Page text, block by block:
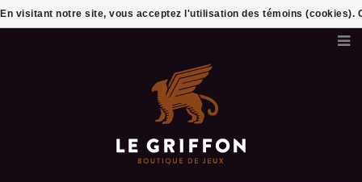
En visitant notre site, vous acceptez l'utilisation des témoins